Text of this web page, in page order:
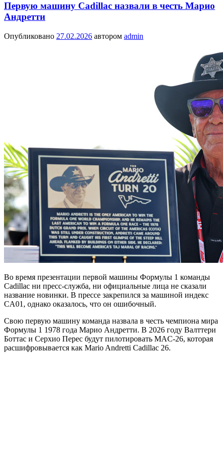
Первую машину Cadillac назвали в честь Марио
Андретти
Опубликовано 27.02.2026 автором admin
Во время презентации первой машины Формулы 1 команды
Cadillac ни пресс-служба, ни официальные лица не сказали
название новинки. В прессе закрепился за машиной индекс
CA01, однако оказалось, что он ошибочный.
Свою первую машину команда назвала в честь чемпиона мира
Формулы 1 1978 года Марио Андретти. В 2026 году Валттери
Боттас и Серхио Перес будут пилотировать MAC-26, которая
расшифровывается как Mario Andretti Cadillac 26.